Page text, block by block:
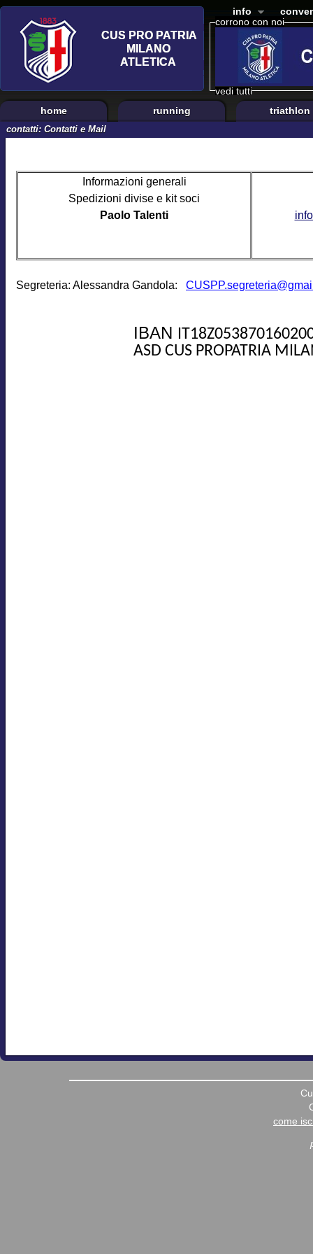
corrono con noi
vedi tutti
info
home running triathlon
contatti: Contatti e Mail
Informazioni generali
Spedizioni divise e kit soci
Paolo Talenti
Segreteria: Alessandra Gandola:
IBAN
ASD CUS PROPATRIA
come